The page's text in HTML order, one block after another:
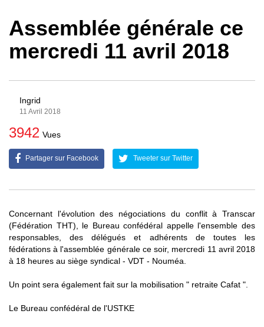
Assemblée générale ce
mercredi 11 avril 2018
Ingrid
11 Avril 2018
3942 Vues
Partager sur Facebook Tweeter sur Twitter
Concernant l'évolution des négociations du conflit à Transcar
(Fédération THT), le Bureau confédéral appelle l'ensemble des
responsables, des délégués et adhérents de toutes les
fédérations à l'assemblée générale ce soir, mercredi 11 avril 2018
à 18 heures au siège syndical - VDT - Nouméa.
Un point sera également fait sur la mobilisation " retraite Cafat ".
Le Bureau confédéral de l'USTKE